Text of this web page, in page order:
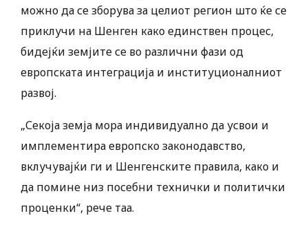
можно да се зборува за целиот регион што ќе се
приклучи на Шенген како единствен процес,
бидејќи земјите се во различни фази од
европската интеграција и институционалниот
развој.
„Секоја земја мора индивидуално да усвои и
имплементира европско законодавство,
вклучувајќи ги и Шенгенските правила, како и
да помине низ посебни технички и политички
проценки“, рече таа.